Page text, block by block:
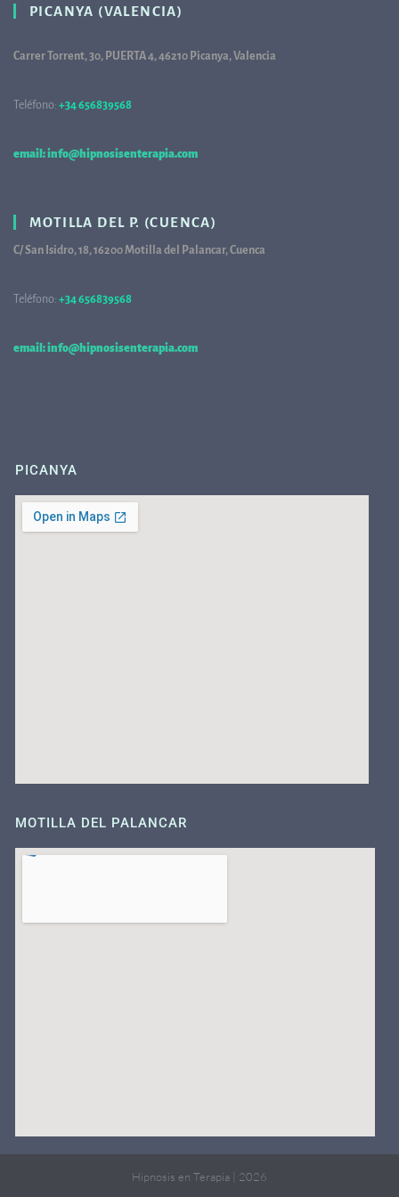
PICANYA (VALENCIA)
Carrer Torrent, 30, PUERTA 4, 46210 Picanya, Valencia
Teléfono: +34 656839568
email: info@hipnosisenterapia.com
MOTILLA DEL P. (CUENCA)
C/ San Isidro, 18, 16200 Motilla del Palancar, Cuenca
Teléfono: +34 656839568
email: info@hipnosisenterapia.com
PICANYA
MOTILLA DEL PALANCAR
Hipnosis en Terapia | 2026